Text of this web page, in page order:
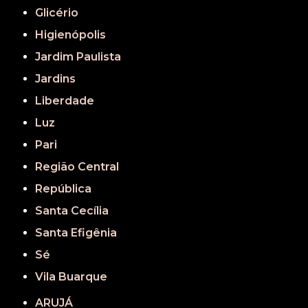
Glicério
Higienópolis
Jardim Paulista
Jardins
Liberdade
Luz
Pari
Região Central
República
Santa Cecília
Santa Efigênia
Sé
Vila Buarque
ARUJÁ